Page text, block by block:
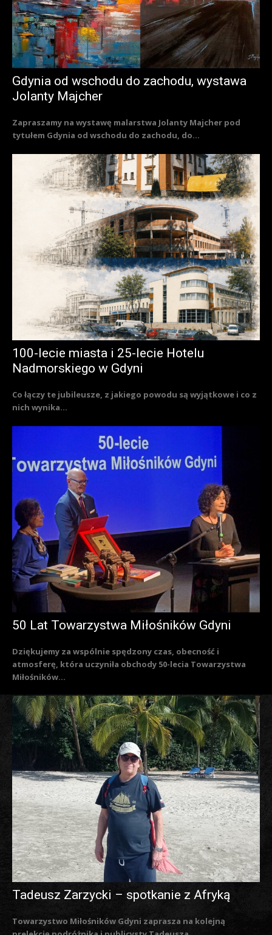
Gdynia od wschodu do zachodu, wystawa
Jolanty Majcher
Zapraszamy na wystawę malarstwa Jolanty Majcher pod
tytułem Gdynia od wschodu do zachodu, do...
100-lecie miasta i 25-lecie Hotelu
Nadmorskiego w Gdyni
Co łączy te jubileusze, z jakiego powodu są wyjątkowe i co z
nich wynika...
50 Lat Towarzystwa Miłośników Gdyni
Dziękujemy za wspólnie spędzony czas, obecność i
atmosferę, która uczyniła obchody 50-lecia Towarzystwa
Miłośników...
Tadeusz Zarzycki – spotkanie z Afryką
Towarzystwo Miłośników Gdyni zaprasza na kolejną